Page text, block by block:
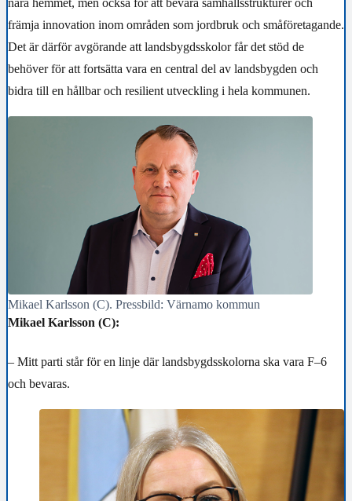
nära hemmet, men också för att bevara samhällsstrukturer och
främja innovation inom områden som jordbruk och småföretagande.
Det är därför avgörande att landsbygdsskolor får det stöd de
behöver för att fortsätta vara en central del av landsbygden och
bidra till en hållbar och resilient utveckling i hela kommunen.
Mikael Karlsson (C). Pressbild: Värnamo kommun
Mikael Karlsson (C):
– Mitt parti står för en linje där landsbygdsskolorna ska vara F–6
och bevaras.